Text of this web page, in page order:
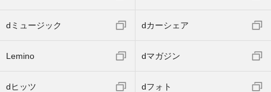
dミュージック dカーシェア
Lemino dマガジン
dヒッツ dフォト